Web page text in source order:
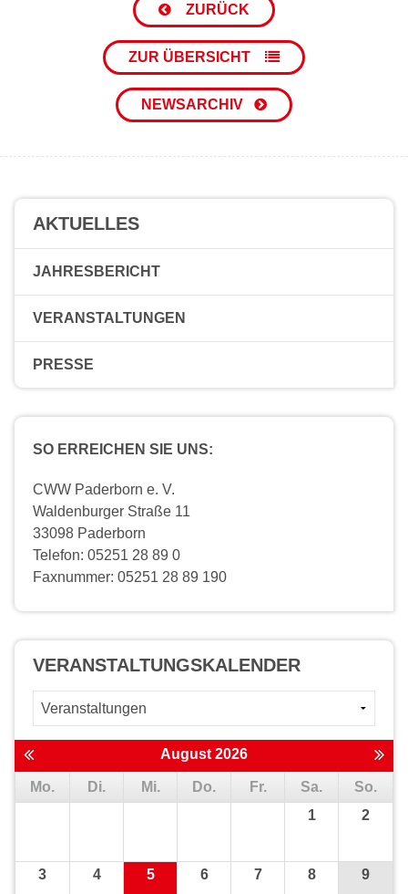
ZURÜCK
ZUR ÜBERSICHT
NEWSARCHIV
AKTUELLES
JAHRESBERICHT
VERANSTALTUNGEN
PRESSE
SO ERREICHEN SIE UNS:
CWW Paderborn e. V.
Waldenburger Straße 11
33098 Paderborn
Telefon: 05251 28 89 0
Faxnummer: 05251 28 89 190
VERANSTALTUNGS­KALENDER
August 2026
Mo. Di. Mi. Do. Fr. Sa.
So.
1
2
3 4 5 6 7 8 9